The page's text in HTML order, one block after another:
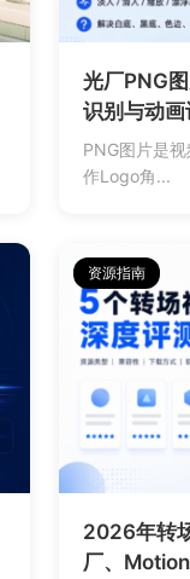
光厂PNG
识别与动
PNG图片是
作Logo角...
资源指南
2026年转
厂、